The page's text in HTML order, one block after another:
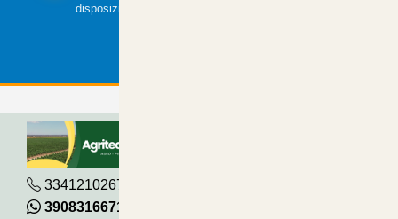
disposizione.
3341210267
390831667115